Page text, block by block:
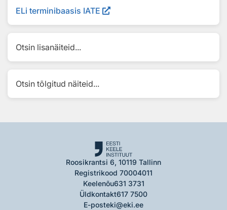
ELi terminibaasis IATE
Otsin lisanäiteid...
Otsin tõlgitud näiteid...
Roosikrantsi 6, 10119 Tallinn
Registrikood 70004011
Keelenõu631 3731
Üldkontakt617 7500
E-posteki@eki.ee